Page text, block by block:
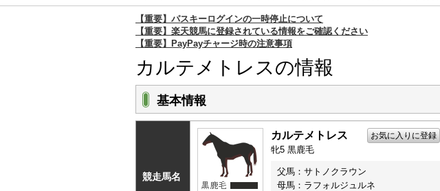
【重要】パスキーログインの一時停止について
【重要】楽天競馬に登録されている情報をご確認ください
【重要】PayPayチャージ時の注意事項
カルテメトレスの情報
基本情報
競走馬名
カルテメトレス お気に入りに登録
牝5 黒鹿毛
父馬：サトノクラウン
母馬：ラフォルジュルネ